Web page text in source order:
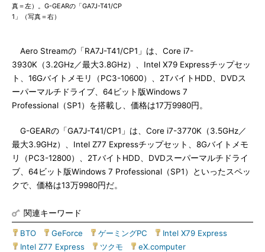
真＝左）。G-GEARの「GA7J-T41/CP
1」（写真＝右）
Aero Streamの「RA7J-T41/CP1」は、Core i7-
3930K（3.2GHz／最大3.8GHz）、Intel X79 Expressチップセッ
ト、16Gバイトメモリ（PC3-10600）、2TバイトHDD、DVDス
ーパーマルチドライブ、64ビット版Windows 7
Professional（SP1）を搭載し、価格は17万9980円。
G-GEARの「GA7J-T41/CP1」は、Core i7-3770K（3.5GHz／
最大3.9GHz）、Intel Z77 Expressチップセット、8Gバイトメモ
リ（PC3-12800）、2TバイトHDD、DVDスーパーマルチドライ
ブ、64ビット版Windows 7 Professional（SP1）といったスペッ
クで、価格は13万9980円だ。
関連キーワード
BTO GeForce ゲーミングPC Intel X79 Express
Intel Z77 Express
ツクモ eX.computer